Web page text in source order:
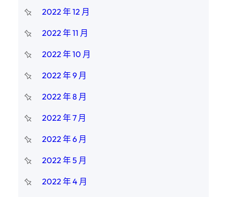
2022 年 12 月
2022 年 11 月
2022 年 10 月
2022 年 9 月
2022 年 8 月
2022 年 7 月
2022 年 6 月
2022 年 5 月
2022 年 4 月